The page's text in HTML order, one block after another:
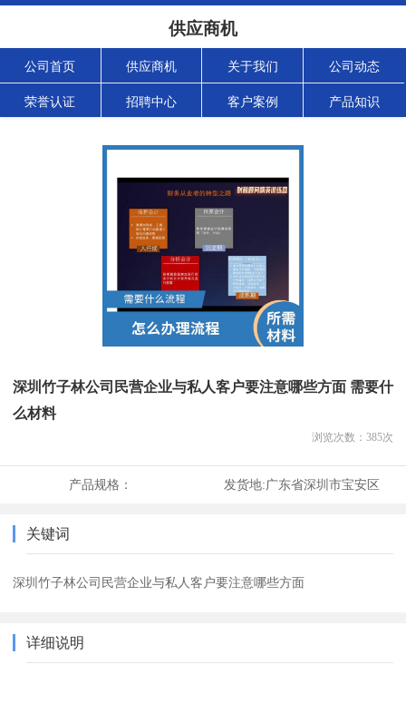
供应商机
公司首页 供应商机 关于我们 公司动态
荣誉认证 招聘中心 客户案例 产品知识
深圳竹子林公司民营企业与私人客户要注意哪些方面 需要什
么材料
浏览次数： 385次
产品规格： 发货地:广东省深圳市宝安区
关键词
深圳竹子林公司民营企业与私人客户要注意哪些方面
详细说明